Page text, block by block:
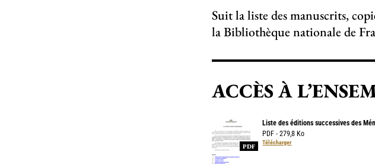
Suit la liste des manuscrits,
la Bibliothèque nationale de
ACCÈS À
PDF
Liste des éditions successives des
PDF - 279,8 Ko
Télécharger